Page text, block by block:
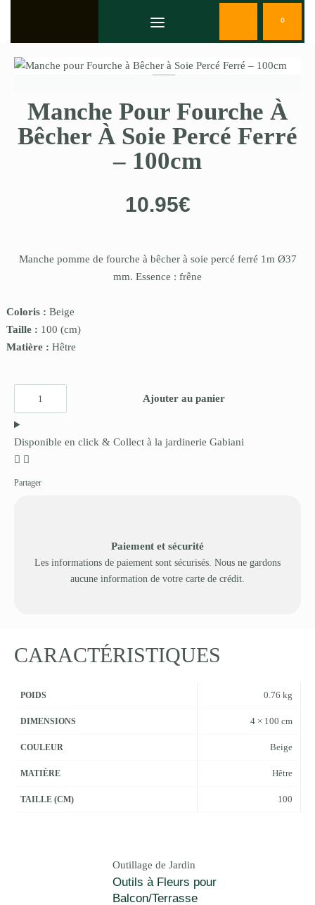
0
Manche Pour Fourche À
Bêcher À Soie Percé Ferré
– 100cm
10.95€
Manche pomme de fourche à bêcher à soie percé ferré 1m Ø37
mm. Essence : frêne
Coloris : Beige
Taille : 100 (cm)
Matière : Hêtre
Ajouter au panier
Disponible en click & Collect à la jardinerie Gabiani
Partager
Paiement et sécurité
Les informations de paiement sont sécurisés. Nous ne gardons
aucune information de votre carte de crédit.
CARACTÉRISTIQUES
POIDS 0.76 kg
DIMENSIONS 4 × 100 cm
COULEUR Beige
MATIÈRE Hêtre
TAILLE (CM) 100
Outillage de Jardin
Outils à Fleurs pour
Balcon/Terrasse